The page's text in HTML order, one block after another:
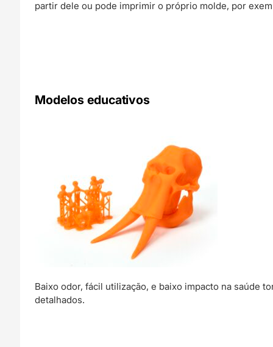
partir dele ou pode imprimir o próprio molde, por
Modelos educativos
Baixo odor, fácil utilização, e baixo impacto na saúde
detalhados.